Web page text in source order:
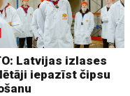
Latvijas izlases
iepazīst čipsu